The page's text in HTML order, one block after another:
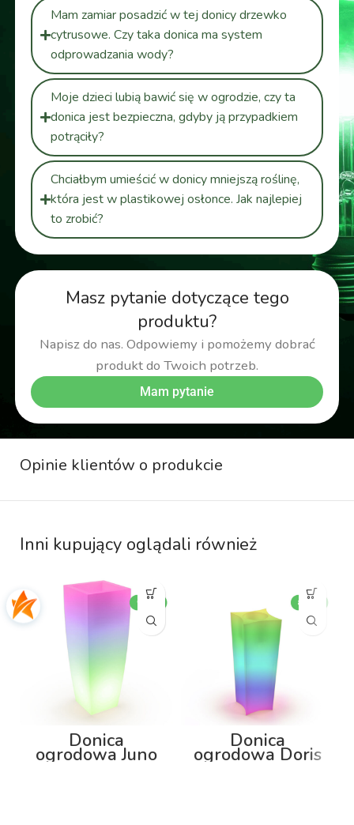
Masz pytanie dotyczące tego
produktu?
Napisz do nas. Odpowiemy i pomożemy dobrać
produkt do Twoich potrzeb.
Mam pytanie
Mam zamiar posadzić w tej donicy drzewko
cytrusowe. Czy taka donica ma system
odprowadzania wody?
Moje dzieci lubią bawić się w ogrodzie, czy ta
donica jest bezpieczna, gdyby ją przypadkiem
potrąciły?
Chciałbym umieścić w donicy mniejszą roślinę,
która jest w plastikowej osłonce. Jak najlepiej
to zrobić?
Opinie klientów o produkcie
Inni kupujący oglądali również
Donica
ogrodowa Juno
Donica
ogrodowa Doris